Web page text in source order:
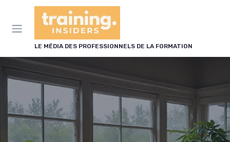
LE MÉDIA DES PROFESSIONNELS DE LA FORMATION
Panneau de gestion des cookies